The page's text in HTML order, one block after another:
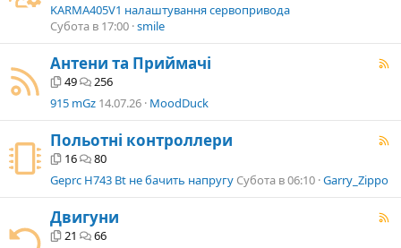
KARMA405V1 налаштування сервопривода
Субота в 17:00 smile
Антени та Приймачі
49
256
915 mGz 14.07.26 MoodDuck
Польотні контроллери
16
80
Geprc H743 Bt не бачить напругу Субота в 06:10 Garry_Zippo
Двигуни
21
66